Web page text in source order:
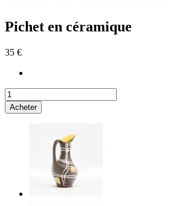
Pichet en céramique
35 €
Acheter